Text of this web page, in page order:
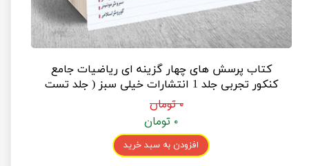
کتاب پرسش های چهار گزینه ای ریاضیات جامع
کنکور تجربی جلد 1 انتشارات خیلی سبز ( جلد تست
و درسنامه )
۰ تومان
۰ تومان
افزودن به سبد خرید